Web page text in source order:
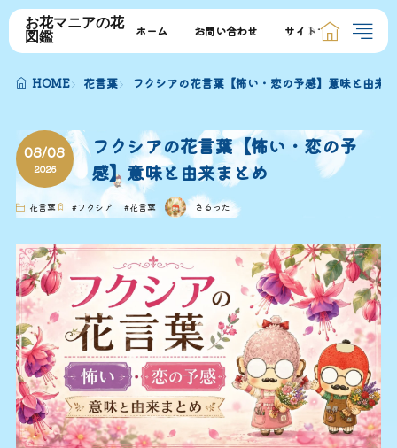
お花マニアの花
図鑑
ホーム お問い合わせ サイトマップ
HOME 花言葉 フクシアの花言葉【怖い・恋の予感】意味と由来
08/08
2026
フクシアの花言葉【怖い・恋の予
感】意味と由来まとめ
花言葉 #フクシア #花言葉 さるった